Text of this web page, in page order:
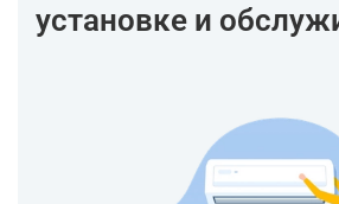
установке и